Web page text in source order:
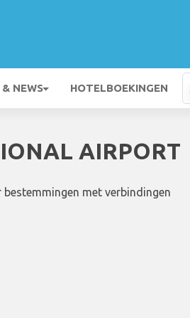
NEWS HOTELBOEKINGEN
AIRPORT
met verbindingen